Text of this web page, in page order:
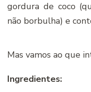
gordura de coco
não borbulha) e
Mas vamos ao que
Ingredientes: